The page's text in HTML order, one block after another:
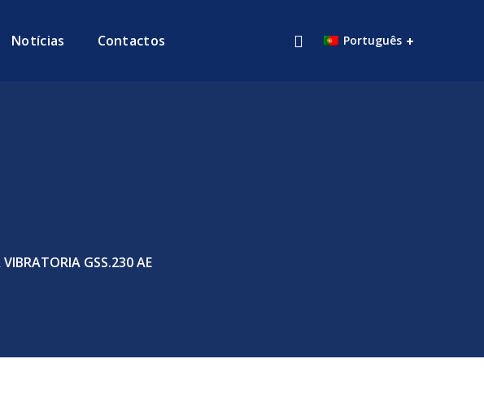
Notícias Contactos Português
GSS.230 AE